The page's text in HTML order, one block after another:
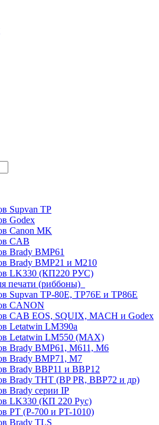
Supvan TP
Godex
Canon MK
CAB
Brady BMP61
Brady BMP21 и M210
LK330 (КП220 РУС)
печати (риббоны)
Supvan TP-80E, TP76E и TP86E
CANON
CAB EOS, SQUIX, MACH и Godex
Letatwin LM390a
Letatwin LM550 (MAX)
Brady BMP61, M611, M6
Brady BMP71, M7
Brady BBP11 и BBP12
Brady THT (BP PR, BBP72 и др)
Brady серии IP
LK330 (КП 220 Рус)
PT (P-700 и PT-1010)
Brady TLS